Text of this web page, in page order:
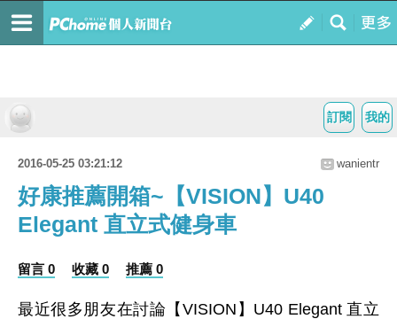
我的
訂閱
2016-05-25 03:21:12 wanientr
好康推薦開箱~【VISION】U40
Elegant 直立式健身車
留言 0 收藏 0 推薦 0
最近很多朋友在討論【VISION】U40 Elegant 直立